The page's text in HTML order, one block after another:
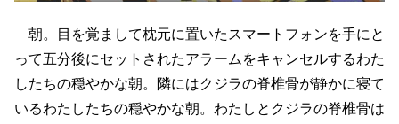
朝。目を覚まして枕元に置いたスマートフォンを手にと
って五分後にセットされたアラームをキャンセルするわた
したちの穏やかな朝。隣にはクジラの脊椎骨が静かに寝て
いるわたしたちの穏やかな朝。わたしとクジラの脊椎骨は